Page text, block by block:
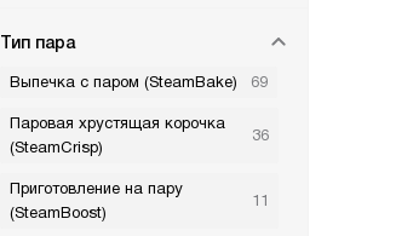
Тип пара
Выпечка с паром (SteamBake) 69
Паровая хрустящая корочка
(SteamCrisp)
36
Приготовление на пару
(SteamBoost)
11